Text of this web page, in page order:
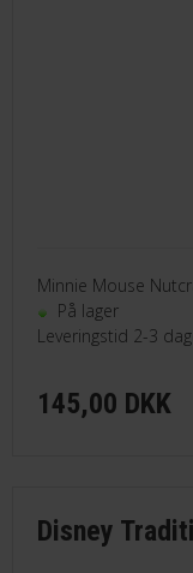
Minnie Mouse
På lager
Leveringstid 2-3
145,00 DKK
Disney